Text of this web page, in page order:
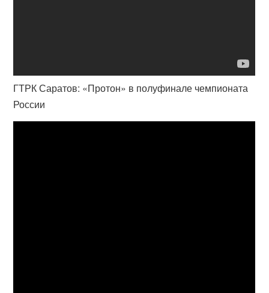
ГТРК Саратов: «Протон» в полуфинале чемпионата
России